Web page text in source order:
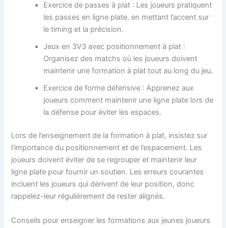
Exercice de passes à plat : Les joueurs pratiquent
les passes en ligne plate, en mettant l’accent sur
le timing et la précision.
Jeux en 3V3 avec positionnement à plat :
Organisez des matchs où les joueurs doivent
maintenir une formation à plat tout au long du jeu.
Exercice de forme défensive : Apprenez aux
joueurs comment maintenir une ligne plate lors de
la défense pour éviter les espaces.
Lors de l’enseignement de la formation à plat, insistez sur
l’importance du positionnement et de l’espacement. Les
joueurs doivent éviter de se regrouper et maintenir leur
ligne plate pour fournir un soutien. Les erreurs courantes
incluent les joueurs qui dérivent de leur position, donc
rappelez-leur régulièrement de rester alignés.
Conseils pour enseigner les formations aux jeunes joueurs